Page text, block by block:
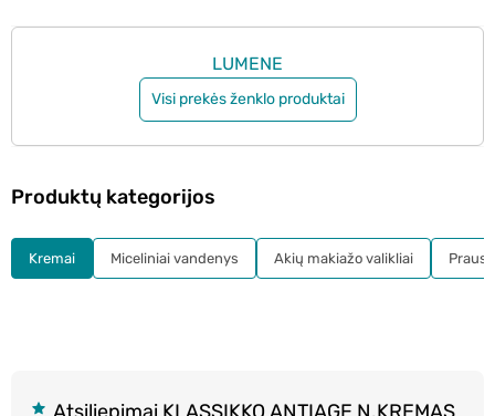
LUMENE
Visi prekės ženklo produktai
Produktų kategorijos
Kremai Miceliniai vandenys Akių makiažo valikliai